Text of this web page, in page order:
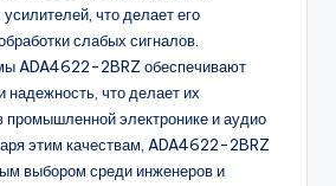
что делает его
слабых сигналов.
ADA4622-2BRZ обеспечивают
надежность, что делает их
промышленной электронике и аудио
этим качествам, ADA4622-2BRZ
выбором среди инженеров и